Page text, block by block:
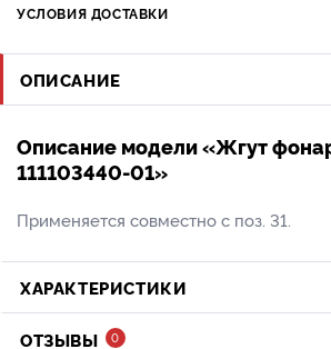
УСЛОВИЯ ДОСТАВКИ
ОПИСАНИЕ
Описание модели «Жгут
111103440-01»
Применяется совместно с поз. 31.
ХАРАКТЕРИСТИКИ
ОТЗЫВЫ 0